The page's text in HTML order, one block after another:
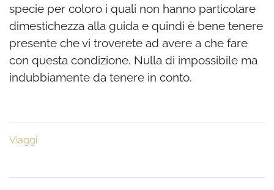
specie per coloro i quali non hanno particolare
dimestichezza alla guida e quindi è bene tenere
presente che vi troverete ad avere a che fare
con questa condizione. Nulla di impossibile ma
indubbiamente da tenere in conto.
Viaggi